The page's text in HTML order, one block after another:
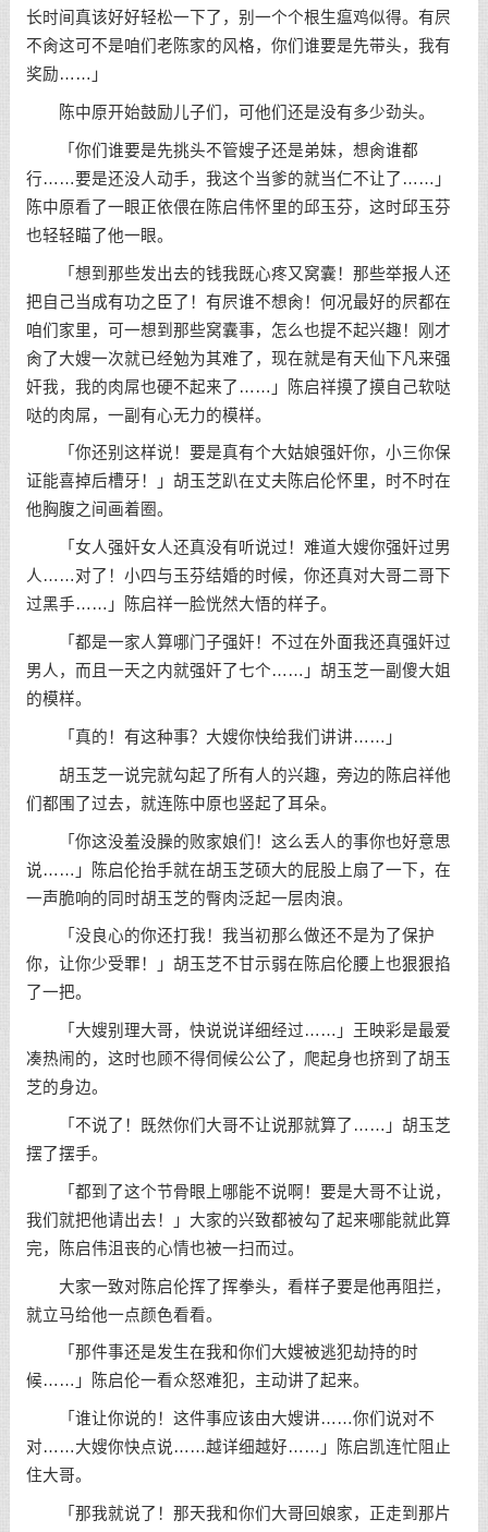
长时间真该好好轻松一下了，别一个个根生瘟鸡似得。有屄
不肏这可不是咱们老陈家的风格，你们谁要是先带头，我有
奖励……」
陈中原开始鼓励儿子们，可他们还是没有多少劲头。
「你们谁要是先挑头不管嫂子还是弟妹，想肏谁都
行……要是还没人动手，我这个当爹的就当仁不让了……」
陈中原看了一眼正依偎在陈启伟怀里的邱玉芬，这时邱玉芬
也轻轻瞄了他一眼。
「想到那些发出去的钱我既心疼又窝囊！那些举报人还
把自己当成有功之臣了！有屄谁不想肏！何况最好的屄都在
咱们家里，可一想到那些窝囊事，怎么也提不起兴趣！刚才
肏了大嫂一次就已经勉为其难了，现在就是有天仙下凡来强
奸我，我的肉屌也硬不起来了……」陈启祥摸了摸自己软哒
哒的肉屌，一副有心无力的模样。
「你还别这样说！要是真有个大姑娘强奸你，小三你保
证能喜掉后槽牙！」胡玉芝趴在丈夫陈启伦怀里，时不时在
他胸腹之间画着圈。
「女人强奸女人还真没有听说过！难道大嫂你强奸过男
人……对了！小四与玉芬结婚的时候，你还真对大哥二哥下
过黑手……」陈启祥一脸恍然大悟的样子。
「都是一家人算哪门子强奸！不过在外面我还真强奸过
男人，而且一天之内就强奸了七个……」胡玉芝一副傻大姐
的模样。
「真的！有这种事？大嫂你快给我们讲讲……」
胡玉芝一说完就勾起了所有人的兴趣，旁边的陈启祥他
们都围了过去，就连陈中原也竖起了耳朵。
「你这没羞没臊的败家娘们！这么丢人的事你也好意思
说……」陈启伦抬手就在胡玉芝硕大的屁股上扇了一下，在
一声脆响的同时胡玉芝的臀肉泛起一层肉浪。
「没良心的你还打我！我当初那么做还不是为了保护
你，让你少受罪！」胡玉芝不甘示弱在陈启伦腰上也狠狠掐
了一把。
「大嫂别理大哥，快说说详细经过……」王映彩是最爱
凑热闹的，这时也顾不得伺候公公了，爬起身也挤到了胡玉
芝的身边。
「不说了！既然你们大哥不让说那就算了……」胡玉芝
摆了摆手。
「都到了这个节骨眼上哪能不说啊！要是大哥不让说，
我们就把他请出去！」大家的兴致都被勾了起来哪能就此算
完，陈启伟沮丧的心情也被一扫而过。
大家一致对陈启伦挥了挥拳头，看样子要是他再阻拦，
就立马给他一点颜色看看。
「那件事还是发生在我和你们大嫂被逃犯劫持的时
候……」陈启伦一看众怒难犯，主动讲了起来。
「谁让你说的！这件事应该由大嫂讲……你们说对不
对……大嫂你快点说……越详细越好……」陈启凯连忙阻止
住大哥。
「那我就说了！那天我和你们大哥回娘家，正走到那片